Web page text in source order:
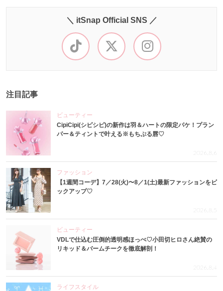
＼ itSnap Official SNS ／
注目記事
ビューティー
CipiCipi(シピシピ)の新作は羽＆ハートの限定パケ！プラン
パー＆ティントで叶える※もちぷる唇♡
2026.8.6
ファッション
【1週間コーデ】7／28(火)〜8／1(土)最新ファッションをピ
ックアップ♡
2026.8.5
ビューティー
VDLで仕込む圧倒的透明感ほっぺ♡小田切ヒロさん絶賛の
リキッド＆バームチークを徹底解剖！
2026.8.4
ライフスタイル